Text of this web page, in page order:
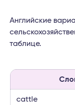
Английские
таблице.
cattle